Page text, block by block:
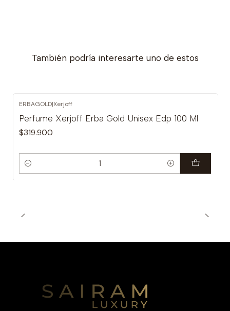
También podría interesarte uno de estos
ERBAGOLD|Xerjoff
Perfume Xerjoff Erba Gold Unisex Edp 100 Ml
$319.900
Cantidad